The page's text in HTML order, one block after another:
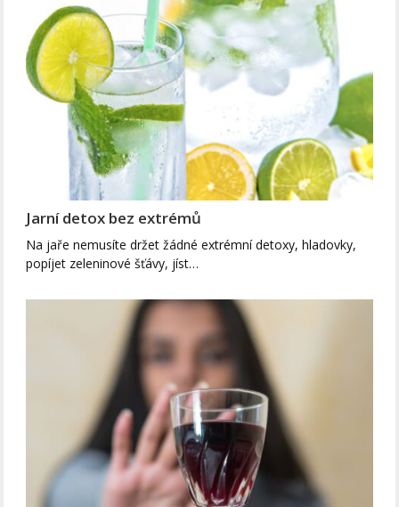
Jarní detox bez extrémů
Na jaře nemusíte držet žádné extrémní detoxy, hladovky,
popíjet zeleninové šťávy, jíst…